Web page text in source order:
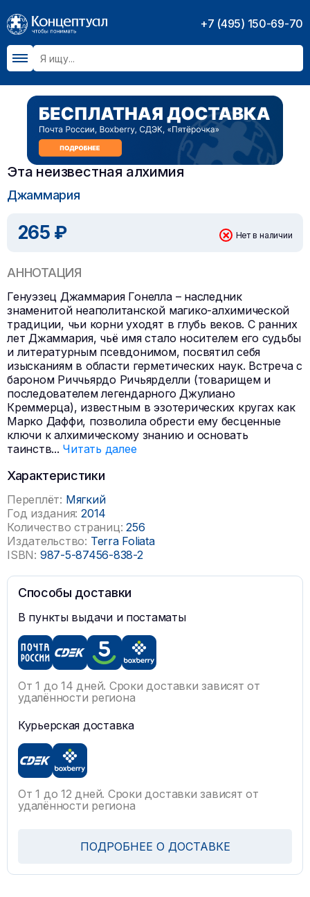
+7 (495) 150-69-70
Эта неизвестная алхимия
Джаммария
265 ₽ Нет в наличии
АННОТАЦИЯ
Генуэзец Джаммария Гонелла – наследник
знаменитой неаполитанской магико-алхимической
традиции, чьи корни уходят в глубь веков. С ранних
лет Джаммария, чьё имя стало носителем его судьбы
и литературным псевдонимом, посвятил себя
изысканиям в области герметических наук. Встреча с
бароном Риччьярдо Ричьярделли (товарищем и
последователем легендарного Джулиано
Креммерца), известным в эзотерических кругах как
Марко Даффи, позволила обрести ему бесценные
ключи к алхимическому знанию и основать
таинств... Читать далее
Характеристики
Переплёт: Мягкий
Год издания: 2014
Количество страниц: 256
Издательство: Terra Foliata
ISBN: 987-5-87456-838-2
Способы доставки
В пункты выдачи и постаматы
От 1 до 14 дней. Сроки доставки зависят от
удалённости региона
Курьерская доставка
От 1 до 12 дней. Сроки доставки зависят от
удалённости региона
ПОДРОБНЕЕ О ДОСТАВКЕ